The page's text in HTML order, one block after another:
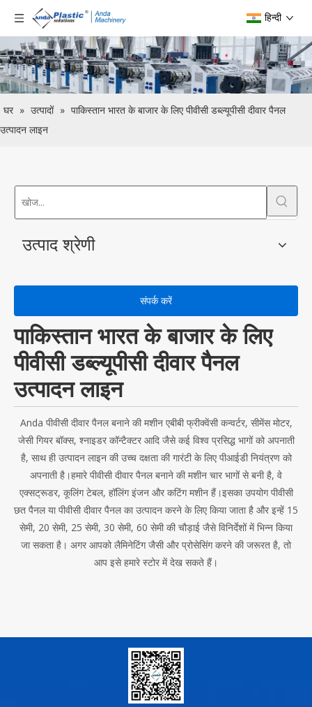
हिन्दी
घर » उत्पादों » पाकिस्तान भारत के बाजार के लिए पीवीसी डब्ल्यूपीसी दीवार पैनल
उत्पादन लाइन
उत्पाद श्रेणी
संपर्क करें
पाकिस्तान भारत के बाजार के लिए
पीवीसी डब्ल्यूपीसी दीवार पैनल
उत्पादन लाइन
Anda पीवीसी दीवार पैनल बनाने की मशीन एबीबी फ्रीक्वेंसी कन्वर्टर, सीमेंस मोटर,
जेसी गियर बॉक्स, श्नाइडर कॉन्टैक्टर आदि जैसे कई विश्व प्रसिद्ध भागों को अपनाती
है, साथ ही उत्पादन लाइन की उच्च दक्षता की गारंटी के लिए पीआईडी ​​​​नियंत्रण को
अपनाती है।हमारे पीवीसी दीवार पैनल बनाने की मशीन चार भागों से बनी है, वे
एक्सट्रूडर, कूलिंग टेबल, हॉलिंग इंजन और कटिंग मशीन हैं।इसका उपयोग पीवीसी
छत पैनल या पीवीसी दीवार पैनल का उत्पादन करने के लिए किया जाता है और इन्हें 15
सेमी, 20 सेमी, 25 सेमी, 30 सेमी, 60 सेमी की चौड़ाई जैसे विनिर्देशों में भिन्न किया
जा सकता है। अगर आपको लैमिनेटिंग जैसी और प्रोसेसिंग करने की जरूरत है, तो
आप इसे हमारे स्टोर में देख सकते हैं।